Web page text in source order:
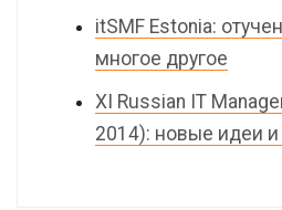
itSMF Estonia:
многое другое
XI Russian IT
2014): новые идеи